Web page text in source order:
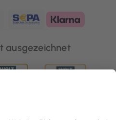
ausgezeichnet